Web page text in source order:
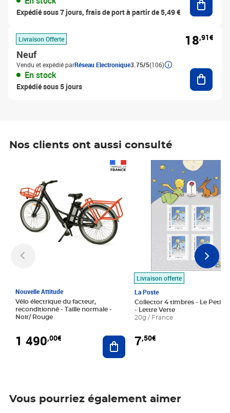
Expédié sous 7 jours, frais de port à partir de 5,49 €
Livraison Offerte
Neuf
Vendu et expédié parRéseau Electronique3.75/5(106)
En stock
Expédié sous 5 jours
18,91€
Nos clients ont aussi consulté
Nouvelle Attitude
Vélo électrique du facteur,
reconditionné - Taille normale -
Noir/ Rouge
1 490,00€ Ajouter au panier
Livraison offerte
La Poste
Collector 4 timbres - Le Petit
- Lettre Verte
20g / France
7,50€
Prix 7,50€
Vous pourriez également aimer